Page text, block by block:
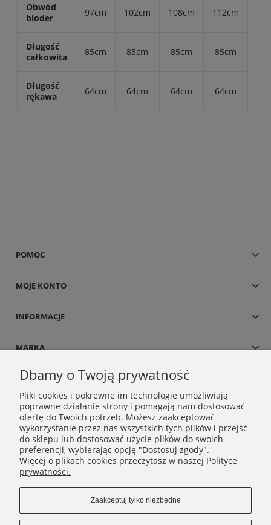
Obwód
bioder
97cm 102cm 108cm 112cm
Długość
całkowita
85cm 85cm 85cm 85cm
Długość
rękawa
64cm 64cm 64cm 64cm
POMOC
MOJE KONTO
INFORMACJE
MARKA
Copyrights © 2021 - Dress UP
Dbamy o Twoją prywatność
Pliki cookies i pokrewne im technologie umożliwiają
poprawne działanie strony i pomagają nam dostosować
ofertę do Twoich potrzeb. Możesz zaakceptować
wykorzystanie przez nas wszystkich tych plików i przejść
do sklepu lub dostosować użycie plików do swoich
preferencji, wybierając opcję "Dostosuj zgody".
Więcej o plikach cookies przeczytasz w naszej Polityce
prywatności.
Zaakceptuj tylko niezbędne